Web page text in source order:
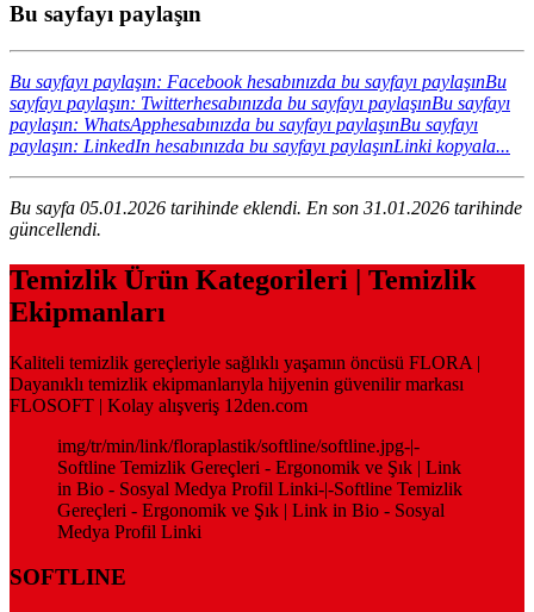
Bu sayfayı paylaşın
Bu sayfayı paylaşın: Facebook hesabınızda bu sayfayı paylaşınBu
sayfayı paylaşın: Twitterhesabınızda bu sayfayı paylaşınBu sayfayı
paylaşın: WhatsApphesabınızda bu sayfayı paylaşınBu sayfayı
paylaşın: LinkedIn hesabınızda bu sayfayı paylaşınLinki kopyala...
Bu sayfa 05.01.2026 tarihinde eklendi. En son 31.01.2026 tarihinde
güncellendi.
Temizlik Ürün Kategorileri | Temizlik
Ekipmanları
Kaliteli temizlik gereçleriyle sağlıklı yaşamın öncüsü FLORA |
Dayanıklı temizlik ekipmanlarıyla hijyenin güvenilir markası
FLOSOFT | Kolay alışveriş 12den.com
img/tr/min/link/floraplastik/softline/softline.jpg-|-
Softline Temizlik Gereçleri - Ergonomik ve Şık | Link
in Bio - Sosyal Medya Profil Linki-|-Softline Temizlik
Gereçleri - Ergonomik ve Şık | Link in Bio - Sosyal
Medya Profil Linki
SOFTLINE